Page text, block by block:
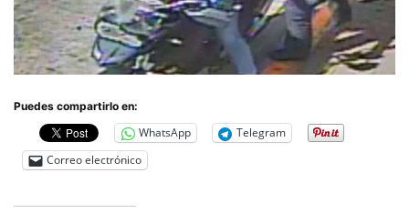
Puedes compartirlo en:
WhatsApp
Telegram
Correo electrónico